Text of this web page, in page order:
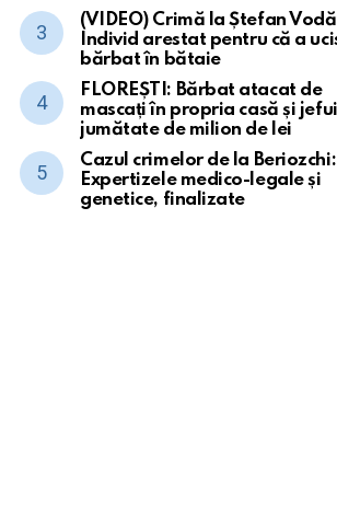
(VIDEO) Crimă la Ștefan
Individ arestat pentru că a
bărbat în bătaie
FLOREȘTI: Bărbat atacat de
mascați în propria casă și
jumătate de milion de lei
Cazul crimelor de la Beriozchi:
Expertizele medico-legale și
genetice, finalizate